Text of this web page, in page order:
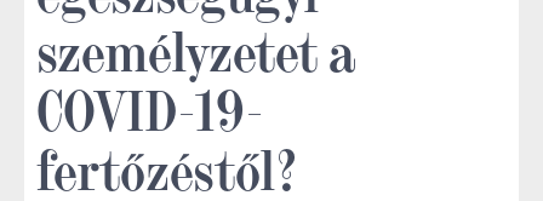
személyzetet a
COVID-19-
fertőzéstől?